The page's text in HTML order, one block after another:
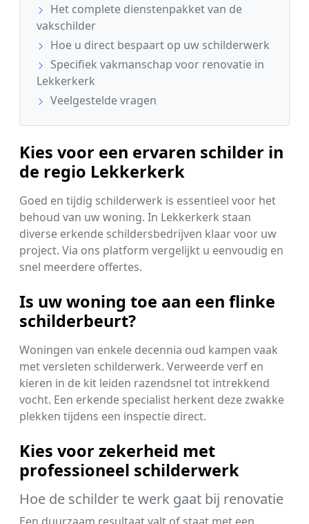
Het complete dienstenpakket van de
vakschilder
Hoe u direct bespaart op uw schilderwerk
Specifiek vakmanschap voor renovatie in
Lekkerkerk
Veelgestelde vragen
Kies voor een ervaren schilder in
de regio Lekkerkerk
Goed en tijdig schilderwerk is essentieel voor het
behoud van uw woning. In Lekkerkerk staan
diverse erkende schildersbedrijven klaar voor uw
project. Via ons platform vergelijkt u eenvoudig en
snel meerdere offertes.
Is uw woning toe aan een flinke
schilderbeurt?
Woningen van enkele decennia oud kampen vaak
met versleten schilderwerk. Verweerde verf en
kieren in de kit leiden razendsnel tot intrekkend
vocht. Een erkende specialist herkent deze zwakke
plekken tijdens een inspectie direct.
Kies voor zekerheid met
professioneel schilderwerk
Hoe de schilder te werk gaat bij renovatie